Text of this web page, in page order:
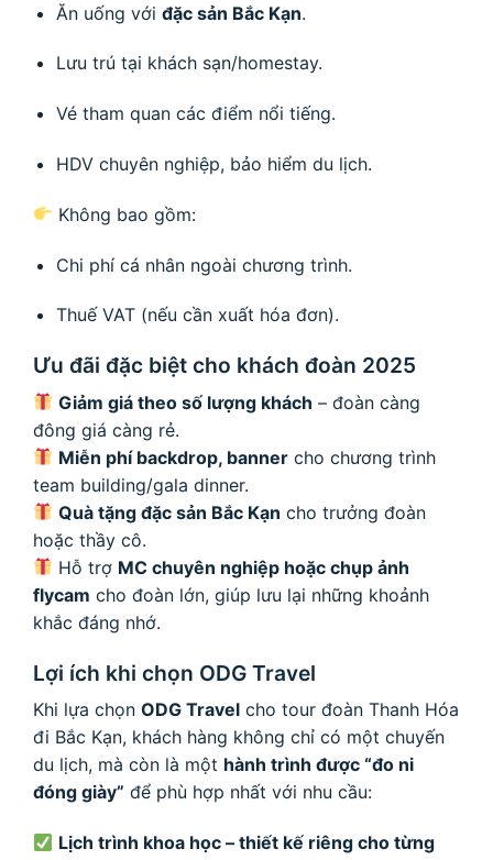
Ăn uống với đặc sản Bắc Kạn.
Lưu trú tại khách sạn/homestay.
Vé tham quan các điểm nổi tiếng.
HDV chuyên nghiệp, bảo hiểm du lịch.
Không bao gồm:
Chi phí cá nhân ngoài chương trình.
Thuế VAT (nếu cần xuất hóa đơn).
Ưu đãi đặc biệt cho khách đoàn 2025
Giảm giá theo số lượng khách – đoàn càng
đông giá càng rẻ.
Miễn phí backdrop, banner cho chương trình
team building/gala dinner.
Quà tặng đặc sản Bắc Kạn cho trưởng đoàn
hoặc thầy cô.
Hỗ trợ MC chuyên nghiệp hoặc chụp ảnh
flycam cho đoàn lớn, giúp lưu lại những khoảnh
khắc đáng nhớ.
Lợi ích khi chọn ODG Travel
Khi lựa chọn ODG Travel cho tour đoàn Thanh Hóa
đi Bắc Kạn, khách hàng không chỉ có một chuyến
du lịch, mà còn là một hành trình được “đo ni
đóng giày” để phù hợp nhất với nhu cầu:
Lịch trình khoa học – thiết kế riêng cho từng